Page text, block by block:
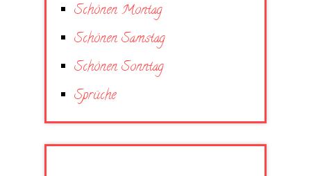
Schönen Montag
Schönen Samstag
Schönen Sonntag
Sprüche